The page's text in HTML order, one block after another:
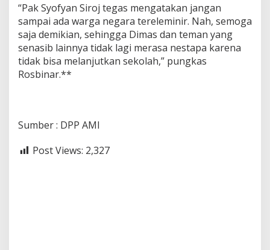
“Pak Syofyan Siroj tegas mengatakan jangan
sampai ada warga negara tereleminir. Nah, semoga
saja demikian, sehingga Dimas dan teman yang
senasib lainnya tidak lagi merasa nestapa karena
tidak bisa melanjutkan sekolah,” pungkas
Rosbinar.**
Sumber : DPP AMI
Post Views: 2,327